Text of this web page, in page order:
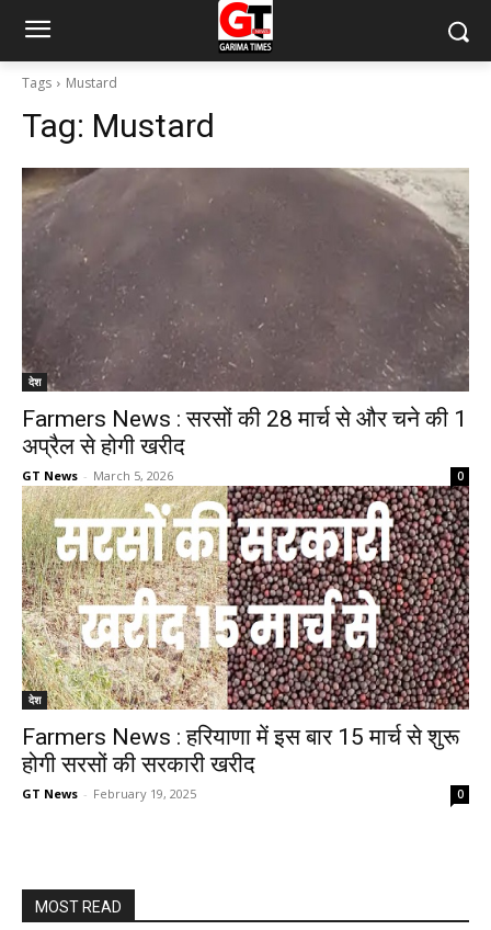
Tags Mustard
Tag: Mustard
देश
Farmers News : सरसों की 28 मार्च से और चने की 1
अप्रैल से होगी खरीद
GT News - March 5, 2026 0
देश
Farmers News : हरियाणा में इस बार 15 मार्च से शुरू
होगी सरसों की सरकारी खरीद
GT News - February 19, 2025 0
MOST READ